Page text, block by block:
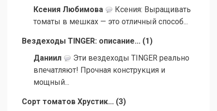
Ксения Любимова
Ксения: Выращивать
томаты в мешках — это отличный способ...
Вездеходы TINGER: описание... (1 )
Даниил
Эти вездеходы TINGER реально
впечатляют! Прочная конструкция и
мощный...
Сорт томатов Хрустик... (3)